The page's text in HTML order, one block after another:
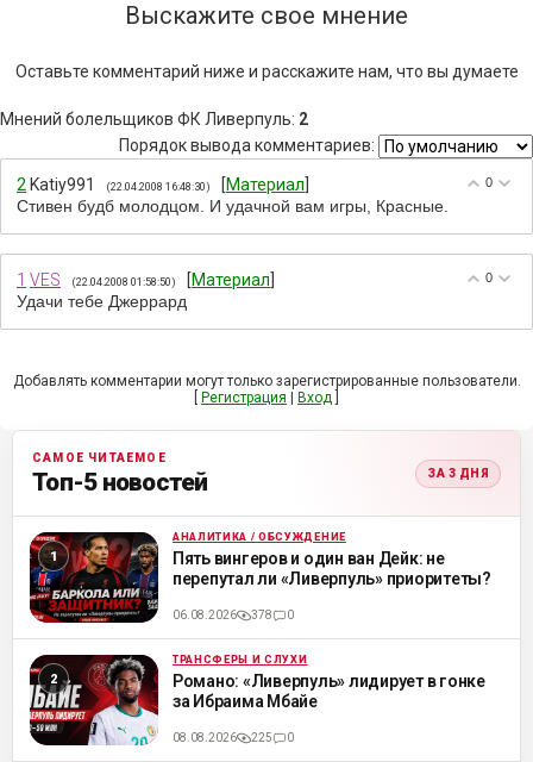
Выскажите свое мнение
Оставьте комментарий ниже и расскажите нам, что вы думаете
Мнений болельщиков ФК Ливерпуль: 2
Порядок вывода комментариев:
0
2 Katiy991 (22.04.2008 16:48:30) [Материал
Стивен будб молодцом. И удачной вам игры, Красные.
0
1 VES (22.04.2008 01:58:50) [Материал
Удачи тебе Джеррард
Добавлять комментарии могут только зарегистрированные пользователи.
Регистрация Вход
САМОЕ ЧИТАЕМОЕ
Топ-5 новостей ЗА 3 ДНЯ
ML АНАЛИТИКА / ОБСУЖДЕНИЕ
Пять вингеров и один ван Дейк: не
перепутал ли «Ливерпуль» приоритеты?
06.08.2026 378 0
ML ТРАНСФЕРЫ И СЛУХИ
Романо: «Ливерпуль» лидирует в гонке
за Ибраима Мбайе
08.08.2026 225 0